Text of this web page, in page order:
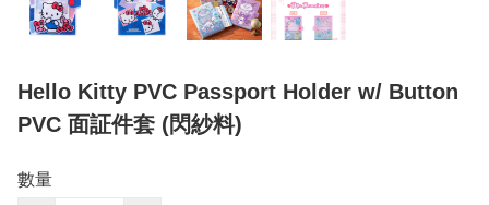
Hello Kitty PVC Passport Holder w/ Button
PVC 面証件套 (閃紗料)
數量